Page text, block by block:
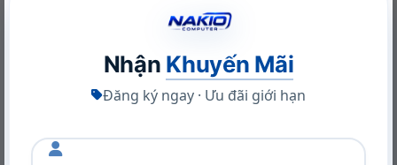
Nhận Khuyến Mãi
Đăng ký ngay · Ưu đãi giới hạn